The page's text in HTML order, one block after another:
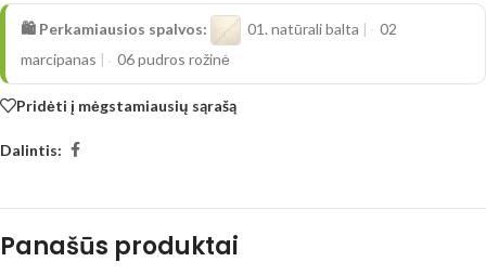
🛍️ Perkamiausios spalvos: 01. natūrali balta |
02
marcipanas | 06 pudros rožinė
Pridėti į mėgstamiausių sąrašą
Dalintis:
Panašūs produktai